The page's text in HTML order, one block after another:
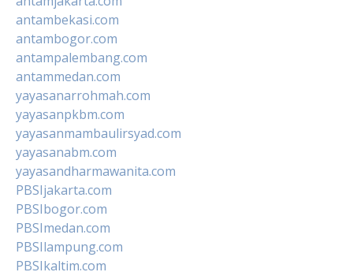
antambekasi.com
antambogor.com
antampalembang.com
antammedan.com
yayasanarrohmah.com
yayasanpkbm.com
yayasanmambaulirsyad.com
yayasanabm.com
yayasandharmawanita.com
PBSIjakarta.com
PBSIbogor.com
PBSImedan.com
PBSIlampung.com
PBSIkaltim.com